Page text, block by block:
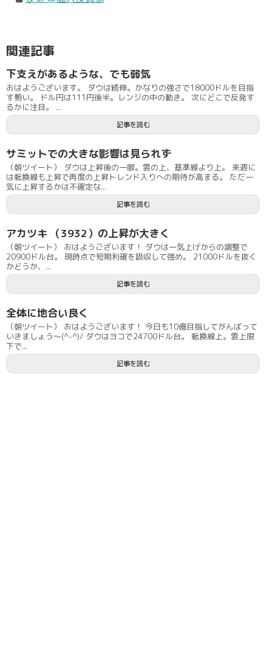
関連記事
下支えがあるような、でも弱気
おはようございます。 ダウは続伸。かなりの強さで18000ドルを目指
す勢い。 ドル円は111円後半。レンジの中の動き。 次にどこで反発す
るかに注目。 ...
記事を読む
サミットでの大きな影響は見られず
（朝ツイート） ダウは上昇後の一服。雲の上、基準線より上。 来週に
は転換線も上昇で再度の上昇トレンド入りへの期待が高まる。 ただ一
気に上昇するかは不確定な...
記事を読む
アカツキ （3932）の上昇が大きく
（朝ツイート） おはようございます！ ダウは一気上げからの調整で
20900ドル台。 現時点で短期利確を吸収して強め。 21000ドルを抜く
かどうか、...
記事を読む
全体に地合い良く
（朝ツイート） おはようございます！ 今日も10億目指してがんばって
いきましょう〜(^-^)/ ダウはヨコで24700ドル台。 転換線上。雲上限
下で...
記事を読む